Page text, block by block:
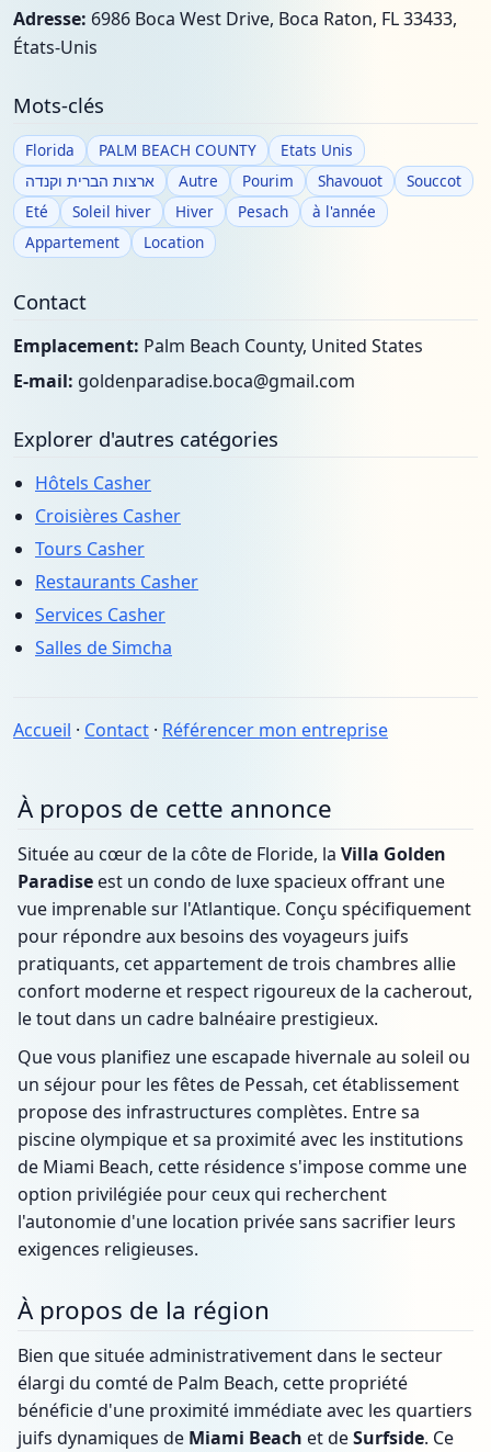
Adresse: 6986 Boca West Drive, Boca Raton, FL 33433,
États-Unis
Mots-clés
Florida PALM BEACH COUNTY
Etats Unis
ארצות הברית וקנדה
Autre Pourim Shavouot
Souccot
Eté
Soleil hiver Hiver Pesach
à l'année
Appartement
Location
Contact
Emplacement: Palm Beach County, United States
E-mail: goldenparadise.boca@gmail.com
Explorer d'autres catégories
Hôtels Casher
Croisières Casher
Tours Casher
Restaurants Casher
Services Casher
Salles de Simcha
Accueil · Contact · Référencer mon entreprise
À propos de cette annonce
Située au cœur de la côte de Floride, la Villa Golden
Paradise est un condo de luxe spacieux offrant une
vue imprenable sur l'Atlantique. Conçu spécifiquement
pour répondre aux besoins des voyageurs juifs
pratiquants, cet appartement de trois chambres allie
confort moderne et respect rigoureux de la cacherout,
le tout dans un cadre balnéaire prestigieux.
Que vous planifiez une escapade hivernale au soleil ou
un séjour pour les fêtes de Pessah, cet établissement
propose des infrastructures complètes. Entre sa
piscine olympique et sa proximité avec les institutions
de Miami Beach, cette résidence s'impose comme une
option privilégiée pour ceux qui recherchent
l'autonomie d'une location privée sans sacrifier leurs
exigences religieuses.
À propos de la région
Bien que située administrativement dans le secteur
élargi du comté de Palm Beach, cette propriété
bénéficie d'une proximité immédiate avec les quartiers
juifs dynamiques de Miami Beach et deSurfside. Ce